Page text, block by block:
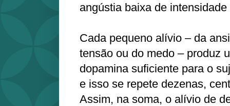
angústia baixa de
Cada pequeno alívio – da
tensão ou do medo – produz
dopamina suficiente para o
e isso se repete dezenas,
Assim, na soma, o alívio de